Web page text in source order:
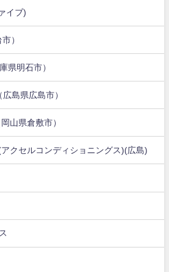
イブ)
）
県明石市）
島県広島市）
山県倉敷市）
クセルコンディショニングス)(広島)